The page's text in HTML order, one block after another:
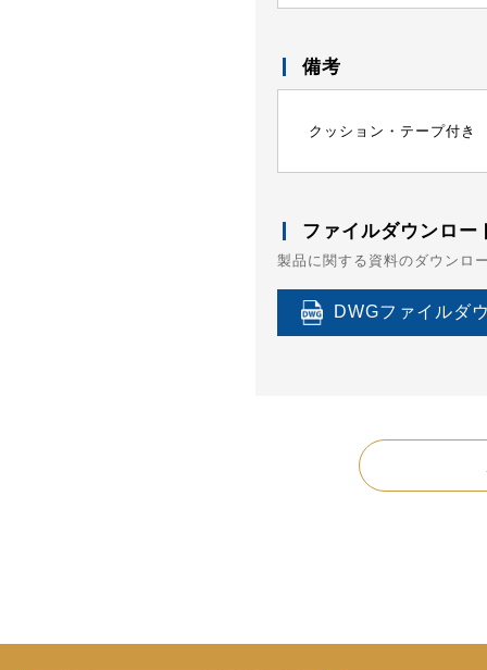
備考
クッション・テープ付き
ファイルダウンロー
製品に関する資料のダウンロ
DWGファイルダ